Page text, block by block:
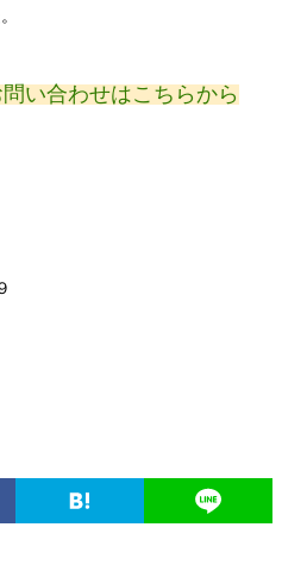
い合わせはこちらから